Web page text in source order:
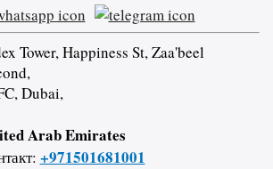
Tower, Happiness St, Zaa'beel
Dubai,
Arab Emirates
+971501681001